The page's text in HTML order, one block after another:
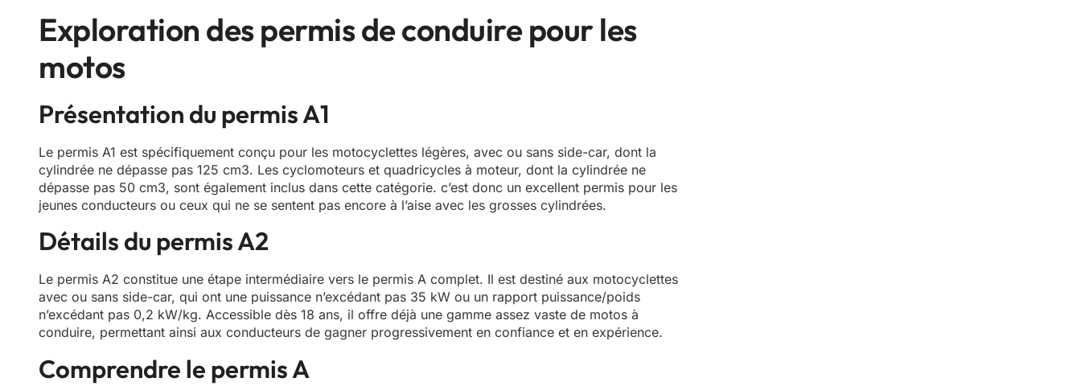
Exploration des permis de conduire pour les
motos
Présentation du permis A1
Le permis A1 est spécifiquement conçu pour les motocyclettes légères, avec ou sans side-car, dont la
cylindrée ne dépasse pas 125 cm3. Les cyclomoteurs et quadricycles à moteur, dont la cylindrée ne
dépasse pas 50 cm3, sont également inclus dans cette catégorie. c’est donc un excellent permis pour les
jeunes conducteurs ou ceux qui ne se sentent pas encore à l’aise avec les grosses cylindrées.
Détails du permis A2
Le permis A2 constitue une étape intermédiaire vers le permis A complet. Il est destiné aux motocyclettes
avec ou sans side-car, qui ont une puissance n’excédant pas 35 kW ou un rapport puissance/poids
n’excédant pas 0,2 kW/kg. Accessible dès 18 ans, il offre déjà une gamme assez vaste de motos à
conduire, permettant ainsi aux conducteurs de gagner progressivement en confiance et en expérience.
Comprendre le permis A